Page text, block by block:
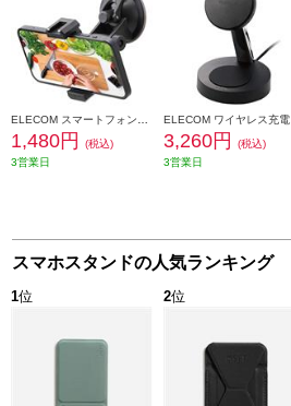
1,480円
(税込)
3営業日
3,260円
(税込)
3営業日
スマホスタンドの人気ランキング
1位 2位